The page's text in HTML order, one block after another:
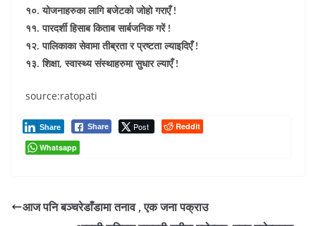
१०. योजनाहरुका लागि बजेटको जोहो गराएँ !
११. पारदर्शी हिसाब किताब सार्बजनिक गरें !
१२. पालिकाका सेवामा तीब्रता र प्रष्टता ल्याइदिएँ !
१३. शिक्षा, स्वास्थ्य संस्थाहरुमा सुधार ल्याएँ !
source:ratopati
Share Post
Share
Reddit
Whatsapp
आज पनि बञ्चरेडाँडामा तनाव , एक जना पक्राउ